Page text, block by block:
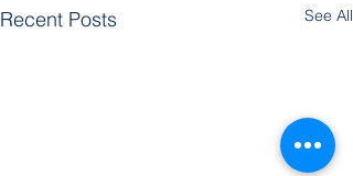
Recent Posts See All